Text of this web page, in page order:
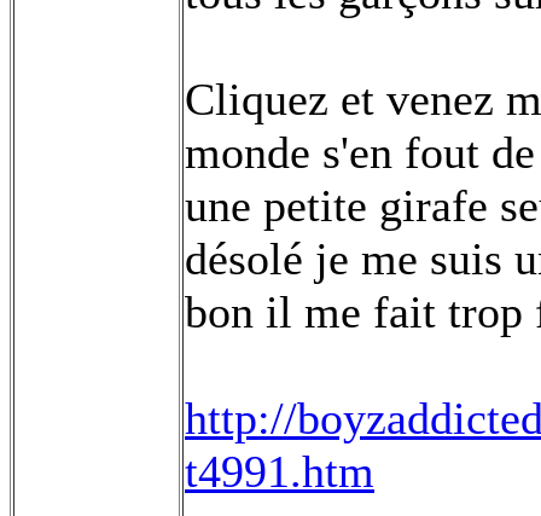
Cliquez et venez
monde s'en fout
une petite girafe
désolé je me suis
bon il me fait trop
http://
t4991.htm